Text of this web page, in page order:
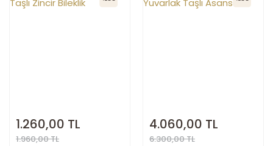
1.260,00 TL
1.960,00 TL
4.060,00 TL
6.300,00 TL